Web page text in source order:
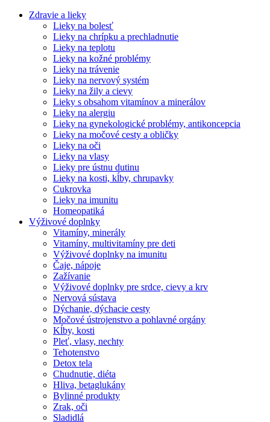
Zdravie a lieky
Lieky na bolesť
Lieky na chrípku a prechladnutie
Lieky na teplotu
Lieky na kožné problémy
Lieky na trávenie
Lieky na nervový systém
Lieky na žily a cievy
Lieky s obsahom vitamínov a minerálov
Lieky na alergiu
Lieky na gynekologické problémy, antikoncepcia
Lieky na močové cesty a obličky
Lieky na oči
Lieky na vlasy
Lieky pre ústnu dutinu
Lieky na kosti, kĺby, chrupavky
Cukrovka
Lieky na imunitu
Homeopatiká
Výživové doplnky
Vitamíny, minerály
Vitamíny, multivitamíny pre deti
Výživové doplnky na imunitu
Čaje, nápoje
Zažívanie
Výživové doplnky pre srdce, cievy a krv
Nervová sústava
Dýchanie, dýchacie cesty
Močové ústrojenstvo a pohlavné orgány
Kĺby, kosti
Pleť, vlasy, nechty
Tehotenstvo
Detox tela
Chudnutie, diéta
Hliva, betaglukány
Bylinné produkty
Zrak, oči
Sladidlá